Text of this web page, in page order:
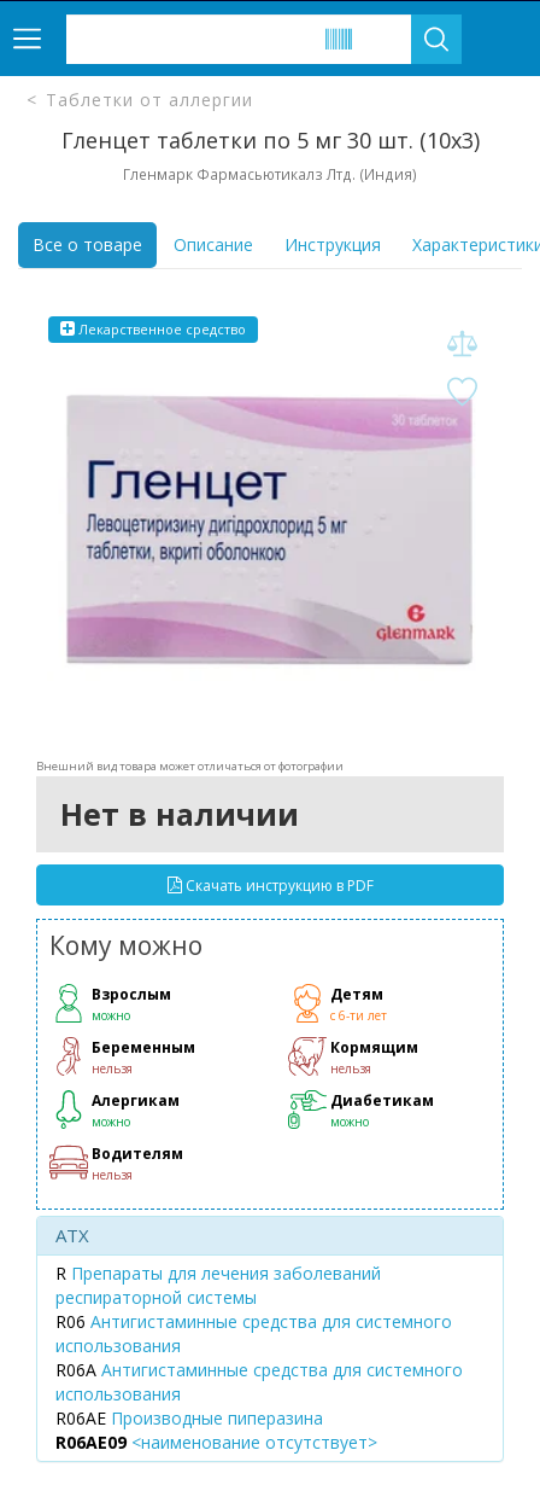
Таблетки от аллергии
Гленцет таблетки по 5 мг 30 шт. (10х3)
Гленмарк Фармасьютикалз Лтд. (Индия)
Все о товаре Описание Инструкция
Лекарственное средство
Внешний вид товара может отличаться от фотографии
Нет в наличии
Скачать инструкцию в PDF
Кому можно
Взрослым
можно
Детям
с 6-ти лет
Беременным
нельзя
Кормящим
нельзя
Алергикам
можно
Диабетикам
можно
Водителям
нельзя
ATX
R Препараты для лечения заболеваний
респираторной системы
R06 Антигистаминные средства для системного
использования
R06A Антигистаминные средства для системного
использования
R06AE Производные пиперазина
R06AE09 <наименование отсутствует>